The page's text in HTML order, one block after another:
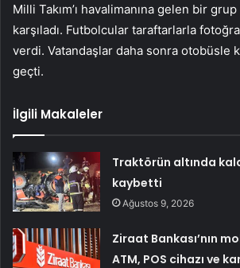
Milli Takım’ı havalimanına gelen bir
karşıladı. Futbolcular taraftarlarla
verdi. Vatandaşlar daha sonra otobüsle
geçti.
İlgili Makaleler
Traktörün altında
kaybetti
Ağustos 9, 2026
Ziraat Bankası’nın
ATM, POS cihazı ve